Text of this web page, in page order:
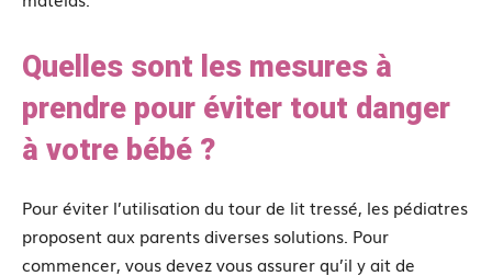
Quelles sont les mesures à
prendre pour éviter tout danger
à votre bébé ?
Pour éviter l’utilisation du tour de lit tressé, les pédiatres
proposent aux parents diverses solutions. Pour
commencer, vous devez vous assurer qu’il y ait de